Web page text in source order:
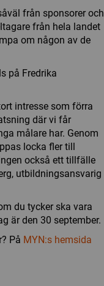
från sponsorer och
från hela landet
om någon av de
på Fredrika
intresse som förra
där vi får
målare har. Genom
locka fler till
också ett tillfälle
utbildningsansvarig
du tycker ska vara
är den 30 september.
På MYN:s hemsida